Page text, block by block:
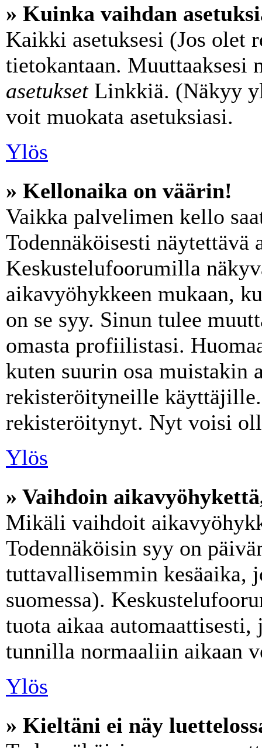
» Kuinka vaihdan
Kaikki asetuksesi (Jos olet
tietokantaan.
asetuksetLinkkiä. (Näkyy
voit muokata asetuksiasi.
Ylös
» Kellonaika on väärin!
Vaikka palvelimen kello
Todennäköisesti näytettävä
Keskustelufoorumilla
aikavyöhykkeen mukaan,
on se syy. Sinun tulee
omasta profiilistasi.
kuten suurin osa muistakin
rekisteröityneille
rekisteröitynyt. Nyt voisi
Ylös
» Vaihdoin
Mikäli vaihdoit
Todennäköisin syy on
tuttavallisemmin kesäaika,
suomessa).
tuota aikaa
tunnilla normaaliin aikaan
Ylös
» Kieltäni ei näy